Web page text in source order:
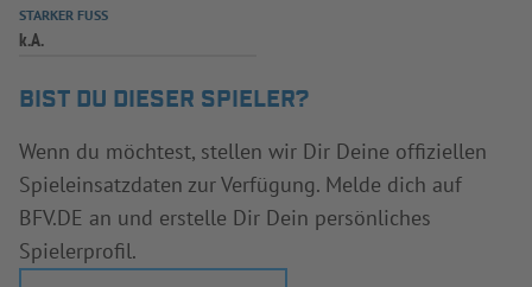
STARKER FUSS
k.A.
BIST DU DIESER SPIELER?
Wenn du möchtest, stellen wir Dir Deine offiziellen
Spieleinsatzdaten zur Verfügung. Melde dich auf
BFV.DE an und erstelle Dir Dein persönliches
Spielerprofil.